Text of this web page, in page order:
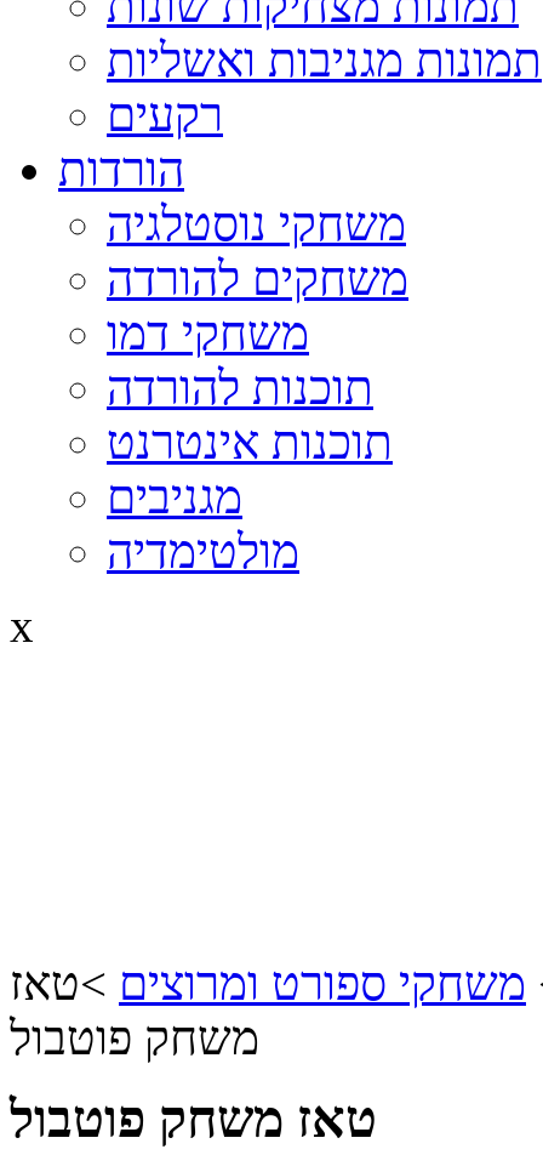
תמונות מגניבות ואשליות
רקעים
הורדות
משחקי נוסטלגיה
משחקים להורדה
משחקי דמו
תוכנות להורדה
תוכנות אינטרנט
מגניבים
מולטימדיה
x
משחקי ספורט ומרוצים >טאז
משחק פוטבול
טאז משחק פוטבול